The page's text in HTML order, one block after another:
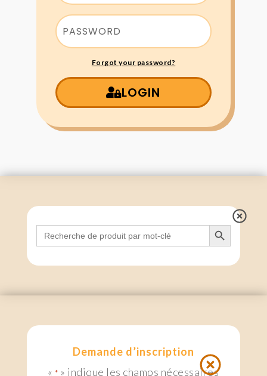
Forgot your password?
LOGIN
Search
for:
Search Button
Demande d’inscription
«* » indique les champs nécessaires